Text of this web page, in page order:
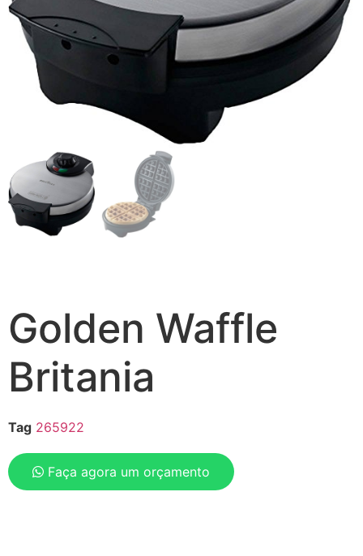
Golden Waffle
Britania
Tag 265922
Faça agora um orçamento